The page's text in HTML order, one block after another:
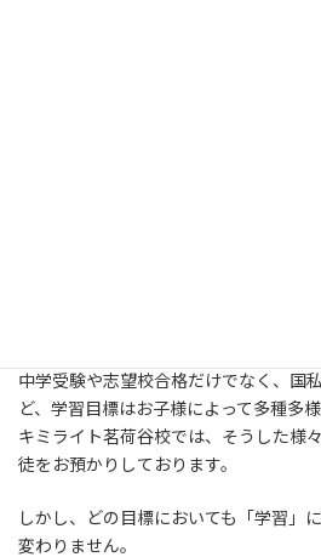
中学受験や志望校合格だけでなく、国
ど、学習目標はお子様によって多種多様
キミライト茗荷谷校では、そうした様
徒をお預かりしております。
しかし、どの目標においても「学習」
変わりません。